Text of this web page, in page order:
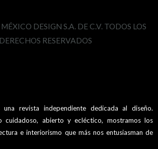
DESIGN S.A. DE C.V. TODOS LOS
DERECHOS RESERVADOS
una revista independiente dedicada al diseño.
cuidadoso, abierto y ecléctico, mostramos los
e interiorismo que más nos entusiasman de